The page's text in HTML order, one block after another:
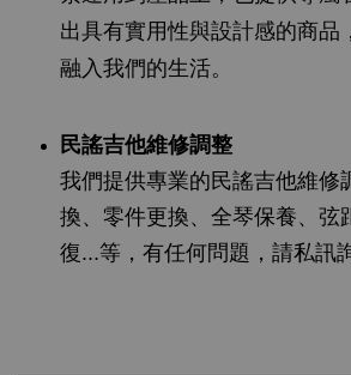
出具有實用性與設計感的商品
融入我們的生活。
民謠吉他維修調整
我們提供專業的民謠吉他維修
換、零件更換、全琴保養、弦
復...等，有任何問題，請私訊